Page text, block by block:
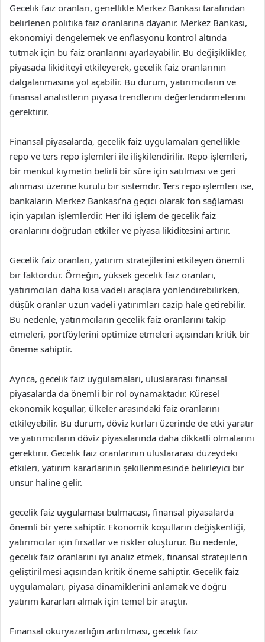
Gecelik faiz oranları, genellikle Merkez Bankası tarafından
belirlenen politika faiz oranlarına dayanır. Merkez Bankası,
ekonomiyi dengelemek ve enflasyonu kontrol altında
tutmak için bu faiz oranlarını ayarlayabilir. Bu değişiklikler,
piyasada likiditeyi etkileyerek, gecelik faiz oranlarının
dalgalanmasına yol açabilir. Bu durum, yatırımcıların ve
finansal analistlerin piyasa trendlerini değerlendirmelerini
gerektirir.
Finansal piyasalarda, gecelik faiz uygulamaları genellikle
repo ve ters repo işlemleri ile ilişkilendirilir. Repo işlemleri,
bir menkul kıymetin belirli bir süre için satılması ve geri
alınması üzerine kurulu bir sistemdir. Ters repo işlemleri ise,
bankaların Merkez Bankası’na geçici olarak fon sağlaması
için yapılan işlemlerdir. Her iki işlem de gecelik faiz
oranlarını doğrudan etkiler ve piyasa likiditesini artırır.
Gecelik faiz oranları, yatırım stratejilerini etkileyen önemli
bir faktördür. Örneğin, yüksek gecelik faiz oranları,
yatırımcıları daha kısa vadeli araçlara yönlendirebilirken,
düşük oranlar uzun vadeli yatırımları cazip hale getirebilir.
Bu nedenle, yatırımcıların gecelik faiz oranlarını takip
etmeleri, portföylerini optimize etmeleri açısından kritik bir
öneme sahiptir.
Ayrıca, gecelik faiz uygulamaları, uluslararası finansal
piyasalarda da önemli bir rol oynamaktadır. Küresel
ekonomik koşullar, ülkeler arasındaki faiz oranlarını
etkileyebilir. Bu durum, döviz kurları üzerinde de etki yaratır
ve yatırımcıların döviz piyasalarında daha dikkatli olmalarını
gerektirir. Gecelik faiz oranlarının uluslararası düzeydeki
etkileri, yatırım kararlarının şekillenmesinde belirleyici bir
unsur haline gelir.
gecelik faiz uygulaması bulmacası, finansal piyasalarda
önemli bir yere sahiptir. Ekonomik koşulların değişkenliği,
yatırımcılar için fırsatlar ve riskler oluşturur. Bu nedenle,
gecelik faiz oranlarını iyi analiz etmek, finansal stratejilerin
geliştirilmesi açısından kritik öneme sahiptir. Gecelik faiz
uygulamaları, piyasa dinamiklerini anlamak ve doğru
yatırım kararları almak için temel bir araçtır.
Finansal okuryazarlığın artırılması, gecelik faiz